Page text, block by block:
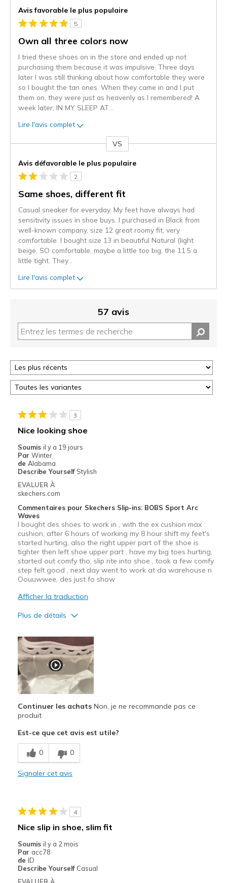
Avis favorable le plus populaire
5
Own all three colors now
I tried these shoes on in the store and ended up not
purchasing them because it was impulsive. Three days
later I was still thinking about how comfortable they were
so I bought the tan ones. When they came in and I put
them on, they were just as heavenly as I remembered! A
week later, IN MY SLEEP AT...
Lire l'avis complet
projecteur
sur
les
VS
Avis défavorable le plus populaire
2
Same shoes, different fit
Casual sneaker for everyday. My feet have always had
sensitivity issues in shoe buys. I purchased in Black from
well-known company, size 12 great roomy fit, very
comfortable. I bought size 13 in beautiful Natural (light
beige, SO comfortable, maybe a little too big, the 11.5 a
little tight. They...
Lire l'avis complet
57 avis
3
Nice looking shoe
Soumis il y a 19 jours
Par Winter
de Alabama
Describe Yourself Stylish
EVALUER À
skechers.com
Commentaires pour Skechers Slip-ins: BOBS Sport Arc
Waves
I bought des shoes to work in , with the ex cushion max
cushion, after 6 hours of working my 8 hour shift my feet's
started hurting, also the right upper part of the shoe is
tighter then left shoe upper part , have my big toes hurting,
started out comfy tho, slip rite into shoe , took a few comfy
step felt good , next day went to work at da warehouse n
Oouuwwee, des just fo show
Afficher la traduction
Plus de détails
Attractive Design
Durable
Stylish
Le contre
Poor Cushioning
Les meilleures utilisations
Sizing
Feels true to size
View On Shoes
I'm Really Into Shoes
Continuer les achatsNon, je ne recommande pas ce
produit
Est-ce que cet avis est utile?
0 0
Signaler cet avis
4
Nice slip in shoe, slim fit
Soumis il y a 2 mois
Par acc78
de ID
Describe Yourself Casual
EVALUER À